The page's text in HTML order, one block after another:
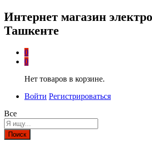
Интернет магазин
Ташкенте
0
0
Нет товаров в корзине.
Войти Регистрироваться
Все
Поиск